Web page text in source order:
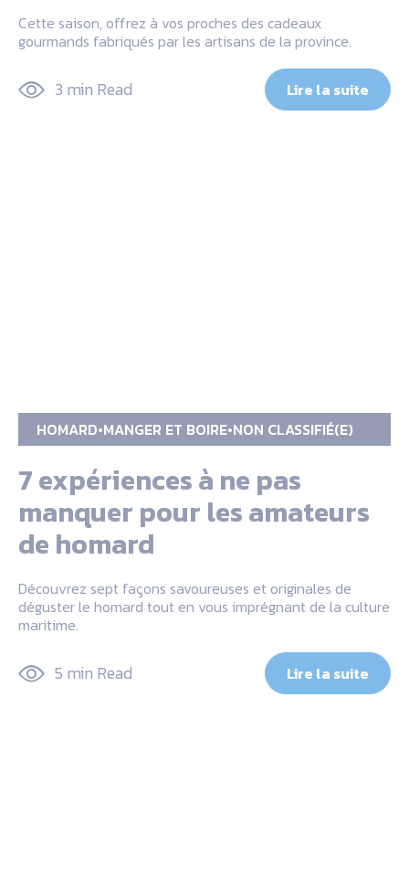
Cette saison, offrez à vos proches des cadeaux
gourmands fabriqués par les artisans de la province.
3 min Read Lire la suite
HOMARD MANGER ET BOIRE NON CLASSIFIÉ(E)
7 expériences à ne pas
manquer pour les amateurs
de homard
Découvrez sept façons savoureuses et originales de
déguster le homard tout en vous imprégnant de la culture
maritime.
5 min Read Lire la suite